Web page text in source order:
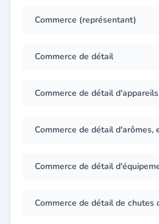
Commerce (représentant)
Commerce de détail